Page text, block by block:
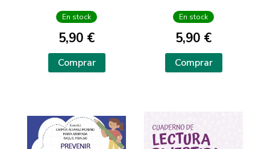
En stock
5,90 €
Comprar
En stock
5,90 €
Comprar